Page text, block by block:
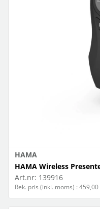
HAMA
HAMA Wireless
Art.nr: 139916
Rek. pris (inkl. moms) :